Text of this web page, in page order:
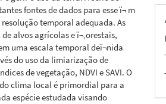
fontes de dados para esse ï¬ m
temporal adequada. As
alvos agrícolas e ï¬‚orestais,
uma escala temporal deï¬nida
do uso da limiarização de
de vegetação, NDVI e SAVI. O
clima local é primordial para a
espécie estudada visando